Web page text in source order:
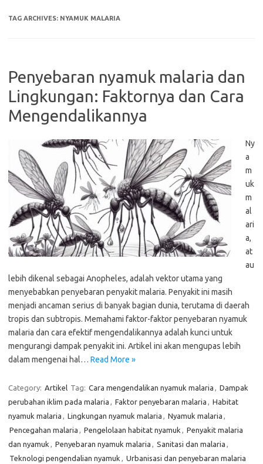
TAG ARCHIVES: NYAMUK MALARIA
Penyebaran nyamuk malaria dan
Lingkungan: Faktornya dan Cara
Mengendalikannya
Ny
a
m
uk
m
al
ari
a,
at
au
lebih dikenal sebagai Anopheles, adalah vektor utama yang
menyebabkan penyebaran penyakit malaria. Penyakit ini masih
menjadi ancaman serius di banyak bagian dunia, terutama di daerah
tropis dan subtropis. Memahami faktor-faktor penyebaran nyamuk
malaria dan cara efektif mengendalikannya adalah kunci untuk
mengurangi dampak penyakit ini. Artikel ini akan mengupas lebih
dalam mengenai hal… Read More »
Category: Artikel Tag: Cara mengendalikan nyamuk malaria , Dampak
perubahan iklim pada malaria , Faktor penyebaran malaria , Habitat
nyamuk malaria , Lingkungan nyamuk malaria , Nyamuk malaria ,
Pencegahan malaria , Pengelolaan habitat nyamuk , Penyakit malaria
dan nyamuk , Penyebaran nyamuk malaria , Sanitasi dan malaria ,
Teknologi pengendalian nyamuk , Urbanisasi dan penyebaran malaria